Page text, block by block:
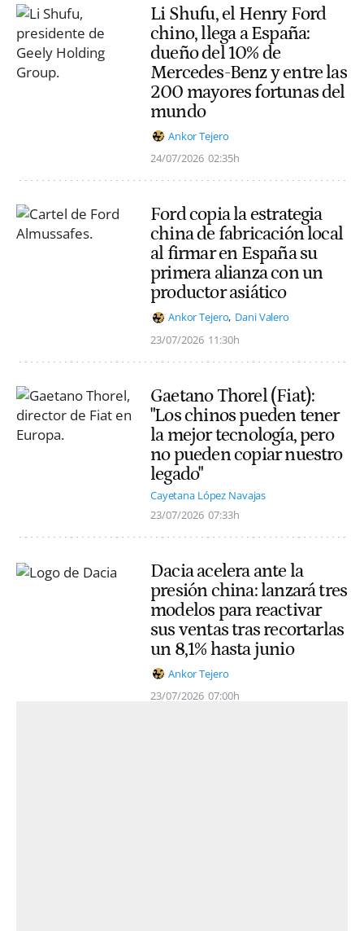
Li Shufu, el Henry Ford
chino, llega a España:
dueño del 10% de
Mercedes-Benz y entre las
200 mayores fortunas del
mundo
Ankor Tejero
24/07/2026 02:35h
Ford copia la estrategia
china de fabricación local
al firmar en España su
primera alianza con un
productor asiático
Ankor Tejero Dani Valero
23/07/2026 11:30h
Gaetano Thorel (Fiat):
"Los chinos pueden tener
la mejor tecnología, pero
no pueden copiar nuestro
legado"
Cayetana López Navajas
23/07/2026 07:33h
Dacia acelera ante la
presión china: lanzará tres
modelos para reactivar
sus ventas tras recortarlas
un 8,1% hasta junio
Ankor Tejero
23/07/2026 07:00h